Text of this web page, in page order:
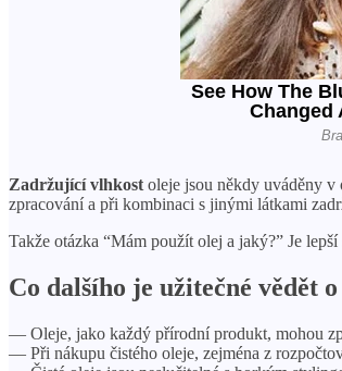
Zadržující vlhkost oleje jsou někdy uváděny v
zpracování a při kombinaci s jinými látkami
Takže otázka “Mám použít olej a jaký?” Je
Co dalšího je užitečné vědět
— Oleje, jako každý přírodní produkt, mohou
— Při nákupu čistého oleje, zejména z